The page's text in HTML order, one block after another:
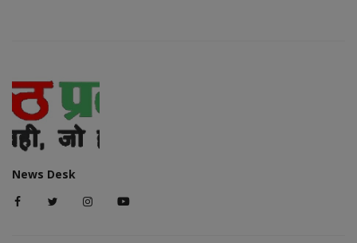
News Desk